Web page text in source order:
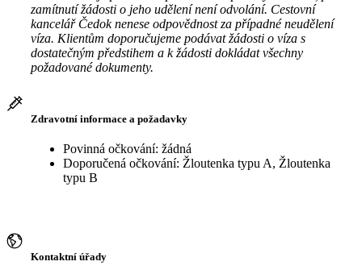
zamítnutí žádosti o jeho udělení není odvolání. Cestovní
kancelář Čedok nenese odpovědnost za případné neudělení
víza. Klientům doporučujeme podávat žádosti o víza s
dostatečným předstihem a k žádosti dokládat všechny
požadované dokumenty.
Zdravotní informace a požadavky
Povinná očkování: žádná
Doporučená očkování: Žloutenka typu A, Žloutenka
typu B
Kontaktní úřady